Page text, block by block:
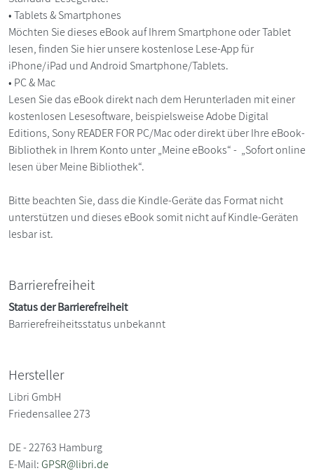
• Tablets & Smartphones
Möchten Sie dieses eBook auf Ihrem Smartphone oder Tablet
lesen, finden Sie hier unsere kostenlose Lese-App für
iPhone/iPad und Android Smartphone/Tablets.
• PC & Mac
Lesen Sie das eBook direkt nach dem Herunterladen mit einer
kostenlosen Lesesoftware, beispielsweise Adobe Digital
Editions, Sony READER FOR PC/Mac oder direkt über Ihre eBook-
Bibliothek in Ihrem Konto unter „Meine eBooks“ - „Sofort online
lesen über Meine Bibliothek“.
Bitte beachten Sie, dass die Kindle-Geräte das Format nicht
unterstützen und dieses eBook somit nicht auf Kindle-Geräten
lesbar ist.
Barrierefreiheit
Status der Barrierefreiheit
Barrierefreiheitsstatus unbekannt
Hersteller
Libri GmbH
Friedensallee 273
DE - 22763 Hamburg
E-Mail:GPSR@libri.de